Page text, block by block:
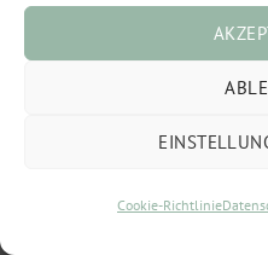
Cookie-Richtlinie